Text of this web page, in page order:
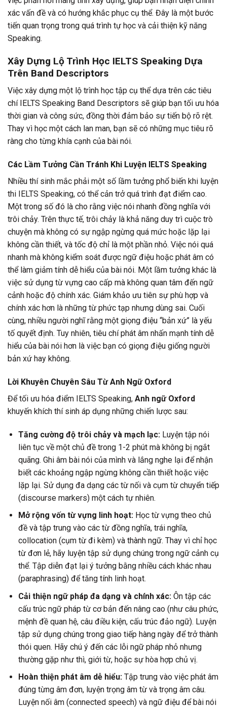
xác vấn đề và có hướng khắc phục cụ thể. Đây là một bước
tiến quan trọng trong quá trình tự học và cải thiện kỹ năng
Speaking.
Xây Dựng Lộ Trình Học IELTS Speaking Dựa
Trên Band Descriptors
Việc xây dựng một lộ trình học tập cụ thể dựa trên các tiêu
chí IELTS Speaking Band Descriptors sẽ giúp bạn tối ưu hóa
thời gian và công sức, đồng thời đảm bảo sự tiến bộ rõ rệt.
Thay vì học một cách lan man, bạn sẽ có những mục tiêu rõ
ràng cho từng khía cạnh của bài nói.
Các Lầm Tưởng Cần Tránh Khi Luyện IELTS Speaking
Nhiều thí sinh mắc phải một số lầm tưởng phổ biến khi luyện
thi IELTS Speaking, có thể cản trở quá trình đạt điểm cao.
Một trong số đó là cho rằng việc nói nhanh đồng nghĩa với
trôi chảy. Trên thực tế, trôi chảy là khả năng duy trì cuộc trò
chuyện mà không có sự ngập ngừng quá mức hoặc lặp lại
không cần thiết, và tốc độ chỉ là một phần nhỏ. Việc nói quá
nhanh mà không kiểm soát được ngữ điệu hoặc phát âm có
thể làm giảm tính dễ hiểu của bài nói. Một lầm tưởng khác là
việc sử dụng từ vựng cao cấp mà không quan tâm đến ngữ
cảnh hoặc độ chính xác. Giám khảo ưu tiên sự phù hợp và
chính xác hơn là những từ phức tạp nhưng dùng sai. Cuối
cùng, nhiều người nghĩ rằng một giọng điệu “bản xứ” là yếu
tố quyết định. Tuy nhiên, tiêu chí phát âm nhấn mạnh tính dễ
hiểu của bài nói hơn là việc bạn có giọng điệu giống người
bản xứ hay không.
Lời Khuyên Chuyên Sâu Từ Anh Ngữ Oxford
Để tối ưu hóa điểm IELTS Speaking, Anh ngữ Oxford
khuyến khích thí sinh áp dụng những chiến lược sau:
Tăng cường độ trôi chảy và mạch lạc:Luyện tập nói
liên tục về một chủ đề trong 1-2 phút mà không bị ngắt
quãng. Ghi âm bài nói của mình và lắng nghe lại để nhận
biết các khoảng ngập ngừng không cần thiết hoặc việc
lặp lại. Sử dụng đa dạng các từ nối và cụm từ chuyển tiếp
(discourse markers) một cách tự nhiên.
Mở rộng vốn từ vựng linh hoạt:Học từ vựng theo chủ
đề và tập trung vào các từ đồng nghĩa, trái nghĩa,
collocation (cụm từ đi kèm) và thành ngữ. Thay vì chỉ học
từ đơn lẻ, hãy luyện tập sử dụng chúng trong ngữ cảnh cụ
thể. Tập diễn đạt lại ý tưởng bằng nhiều cách khác nhau
(paraphrasing) để tăng tính linh hoạt.
Cải thiện ngữ pháp đa dạng và chính xác:Ôn tập các
cấu trúc ngữ pháp từ cơ bản đến nâng cao (như câu phức,
mệnh đề quan hệ, câu điều kiện, cấu trúc đảo ngữ). Luyện
tập sử dụng chúng trong giao tiếp hàng ngày để trở thành
thói quen. Hãy chú ý đến các lỗi ngữ pháp nhỏ nhưng
thường gặp như thì, giới từ, hoặc sự hòa hợp chủ vị.
Hoàn thiện phát âm dễ hiểu:Tập trung vào việc phát âm
đúng từng âm đơn, luyện trọng âm từ và trọng âm câu.
Luyện nối âm (connected speech) và ngữ điệu để bài nói